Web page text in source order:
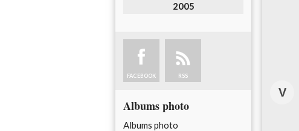
2005
FACEBOOK RSS
Albums photo
Albums photo
V